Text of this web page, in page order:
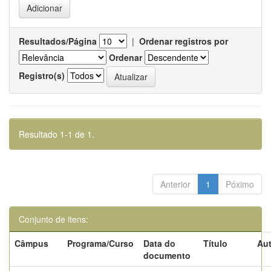
Resultados/Página | Ordenar registros por
Ordenar
Registro(s)
Resultado 1-1 de 1.
Anterior 1 Póximo
Conjunto de itens:
Câmpus
Programa/Curso
Data do
documento
Título